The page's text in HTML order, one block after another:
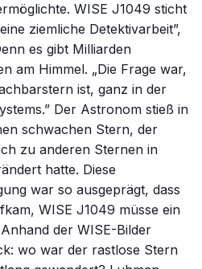
WISE J1049 sticht
ziemliche Detektivarbeit”,
es gibt Milliarden
am Himmel. „Die Frage war,
ist, ganz in der
Der Astronom stieß in
schwachen Stern, der
zu anderen Sternen in
hatte. Diese
war so ausgeprägt, dass
WISE J1049 müsse ein
der WISE-Bilder
wo war der rastlose Stern